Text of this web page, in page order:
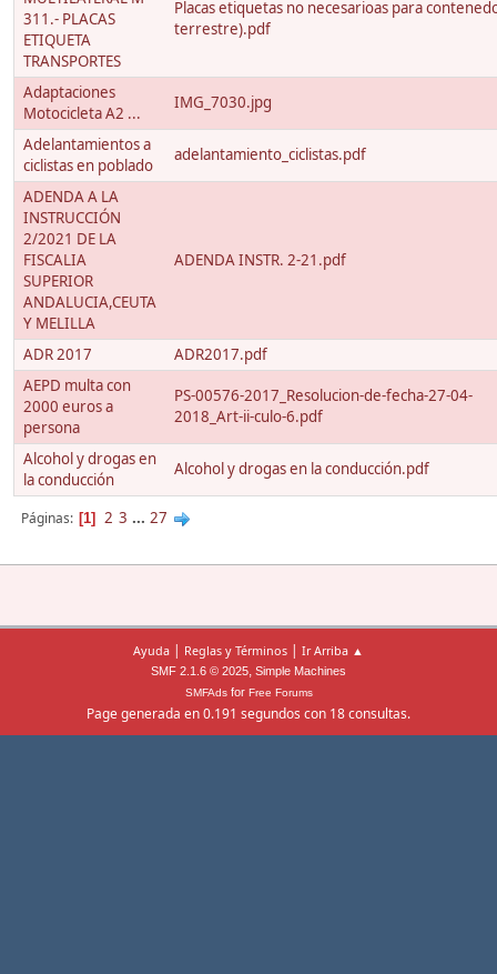
311.- PLACAS
ETIQUETA
TRANSPORTES
Placas etiquetas no necesarioas para
terrestre).pdf
Adaptaciones
Motocicleta A2 ...
IMG_7030.jpg
Adelantamientos a
ciclistas en poblado
adelantamiento_ciclistas.pdf
ADENDA A LA
INSTRUCCIÓN
2/2021 DE LA
FISCALIA
SUPERIOR
ANDALUCIA,CEUTA
Y MELILLA
ADENDA INSTR. 2-21.pdf
ADR 2017
ADR2017.pdf
AEPD multa con
2000 euros a
persona
PS-00576-2017_Resolucion-de-fecha-27-04-
2018_Art-ii-culo-6.pdf
Alcohol y drogas en
la conducción
Alcohol y drogas en la conducción.pdf
Páginas 1 2 3 ... 27
Ayuda | Reglas y Términos | Ir Arriba ▲
SMF 2.1.6 © 2025, Simple Machines
SMFAdsfor Free Forums
Page generada en 0.191 segundos con 18 consultas.